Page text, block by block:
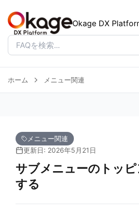
Okage DX
ホーム メニュー関連
メニュー関連
更新日: 2026年5月21日
サブメニューのトッ
する